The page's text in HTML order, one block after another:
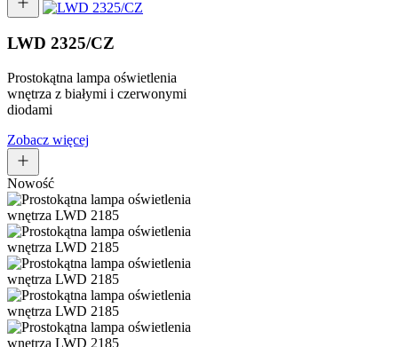
LWD 2325/CZ
Prostokątna lampa oświetlenia
wnętrza z białymi i czerwonymi
diodami
Zobacz więcej
Nowość